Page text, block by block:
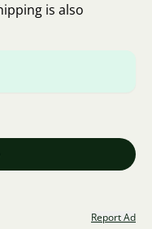
is also
Report Ad